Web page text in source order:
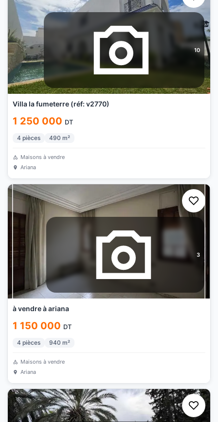
10
Villa la fumeterre (réf: v2770)
1 250 000 DT
4 pièces 490 m²
Maisons à vendre
Ariana
3
à vendre à ariana
1 150 000 DT
4 pièces 940 m²
Maisons à vendre
Ariana